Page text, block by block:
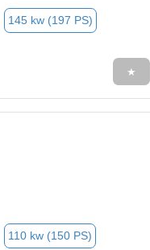
145 kw (197 PS)
★
110 kw (150 PS)